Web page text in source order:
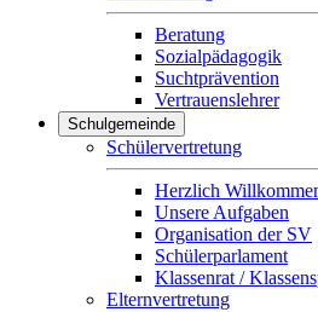
Beratung
Sozialpädagogik
Suchtprävention
Vertrauenslehrer
Schulgemeinde
Schülervertretung
Herzlich
Unsere Aufgaben
Organisation der SV
Schülerparlament
Klassenrat /
Elternvertretung